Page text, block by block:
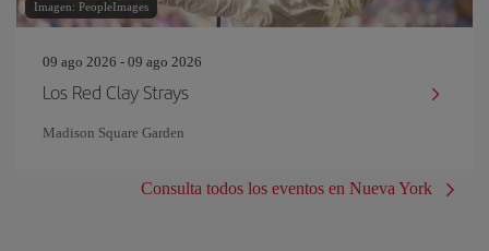
Imagen: PeopleImages
09 ago 2026 - 09 ago 2026
Los Red Clay Strays
Madison Square Garden
Consulta todos los eventos en Nueva York